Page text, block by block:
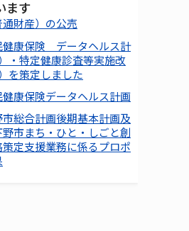
ます
財産）の公売
健康保険 データヘルス計
・特定健康診査等実施改
を策定しました
康保険データヘルス計画
総合計画後期基本計画及
市まち・ひと・しごと創
定支援業務に係るプロポ